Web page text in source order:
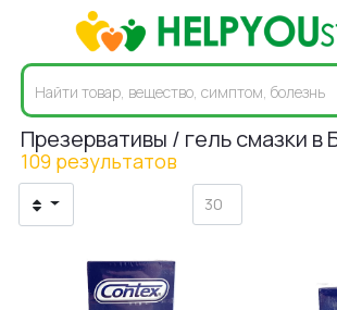
Презервативы / гель смазки в
109 результатов